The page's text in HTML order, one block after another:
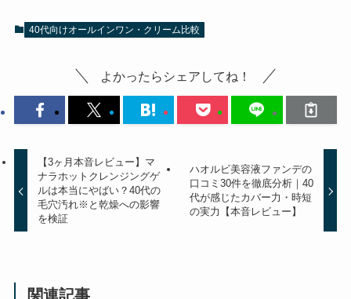
40代向けオールインワン・クリーム比較
よかったらシェアしてね！
【3ヶ月本音レビュー】マ
ナラホットクレンジングゲ
ルは本当にやばい？40代の
毛穴汚れ※と乾燥への影響
を検証
ハオルビ美容液ファンデの
口コミ30件を徹底分析｜40
代が感じたカバー力・時短
の実力【本音レビュー】
関連記事